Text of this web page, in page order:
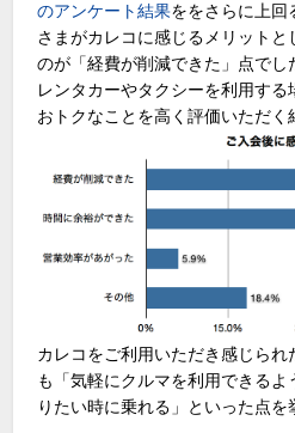
のアンケート結果ををさらに上回
さまがカレコに感じるメリット
のが「経費が削減できた」点でし
レンタカーやタクシーを利用す
おトクなことを高く評価いただく
カレコをご利用いただき感じられ
も「気軽にクルマを利用できる
りたい時に乗れる」といった点を